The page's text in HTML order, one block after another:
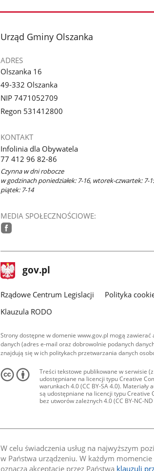
W celu świadczenia usług na najwyższym
w Państwa urządzeniu. W każdym
oznacza akceptację przez Państwa klauzuli
stopka
Urząd Gminy Olszanka
ADRES
Olszanka 16
49-332 Olszanka
NIP 7471052709
Regon 531412800
KONTAKT
Infolinia dla Obywatela
77 412 96 82-86
Czynna w dni robocze
w godzinach poniedziałek: 7-16, wtorek-czwartek: 7-
piątek: 7-14
MEDIA SPOŁECZNOŚCIOWE:
stopka
gov.pl Strona
gov.pl
Rządowe Centrum Legislacji Polityka
Klauzula RODO
Strony dostępne w domenie www.gov.pl mogą
danych (adres e-mail oraz dobrowolnie podanych
znajdują się w ich politykach przetwarzania danych
Treści tekstowe publikowane w serwisie
udostępniane na licencji typu Creative
warunkach 4.0 (CC BY-SA 4.0).
są udostępniane na licencji typu Creative
bez utworów zależnych 4.0 (CC BY-NC-